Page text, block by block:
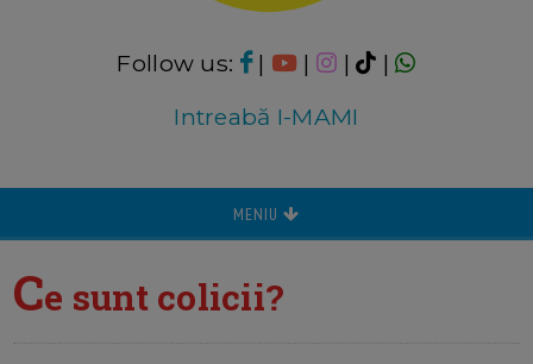
Follow us: | | |
|
Intreabă I-MAMI
MENIU
Ce sunt colicii?